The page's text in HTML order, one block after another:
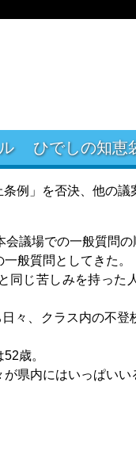
ひでしの知恵
例」を否決、他の議
議場での一般質問の
般質問としてきた。
同じ苦しみを持った
々、クラス内の不登
歳。
県内にはいっぱいい